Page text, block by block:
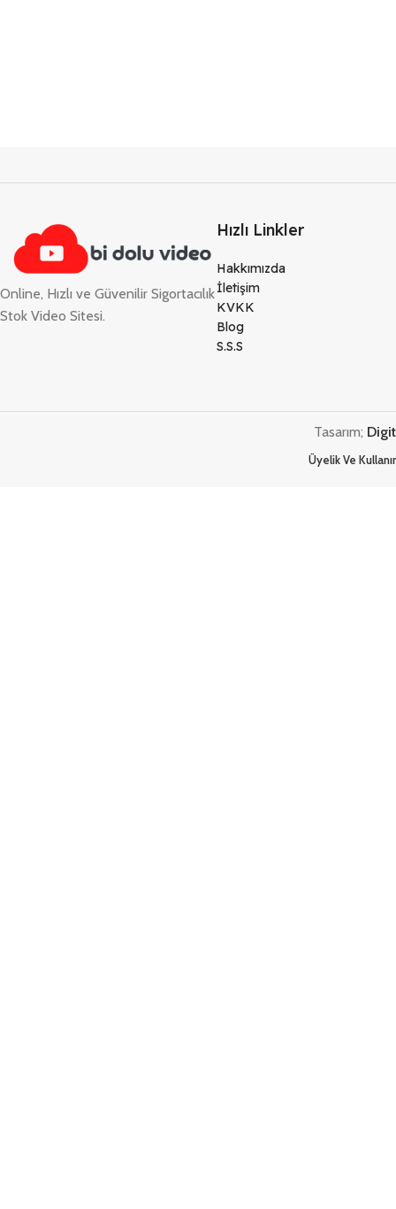
Online, Hızlı ve Güvenilir Sigortacılık
Stok Video Sitesi.
Hızlı Linkler
Hakkımızda
İletişim
KVKK
Blog
S.S.S
Tasarım;
Üyelik Ve